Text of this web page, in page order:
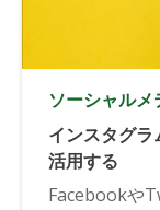
ソーシャルメ
インスタグ
活用する
Facebookや